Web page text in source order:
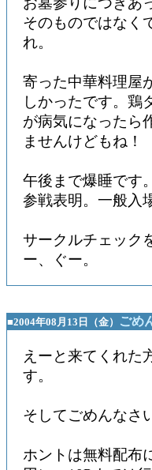
そのものではなく
れ。
寄った中華料理屋
しかったです。鶏
が病気になったら
ませんけどもね！
午後まで爆睡です
参戦表明。一般入
サークルチェック
ー、ぐー。
■2004年08月13日（金） ごめ
えーと来てくれた
す。
そしてごめんなさ
ホントは無料配布